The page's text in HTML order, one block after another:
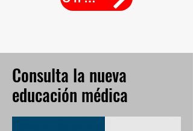
Consulta la nueva
educación médica